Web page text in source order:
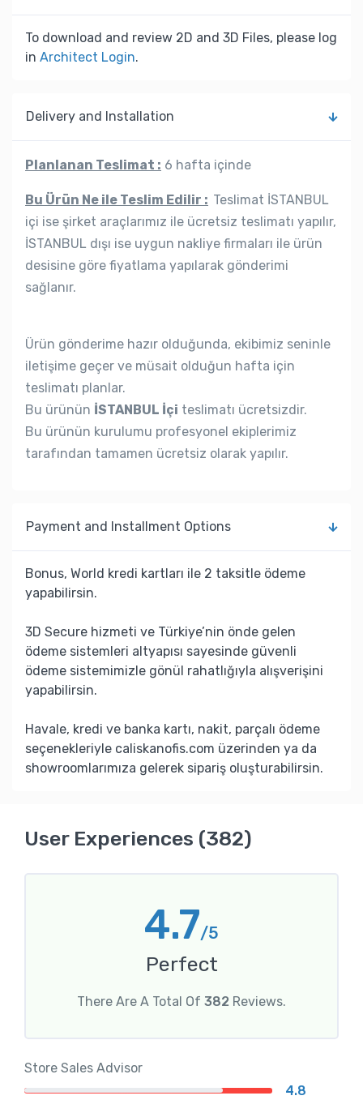
To download and review 2D and 3D Files, please log
in Architect Login.
Delivery and Installation
Planlanan Teslimat : 6 hafta içinde
Bu Ürün Ne ile Teslim Edilir : Teslimat İSTANBUL
içi ise şirket araçlarımız ile ücretsiz teslimatı yapılır,
İSTANBUL dışı ise uygun nakliye firmaları ile ürün
desisine göre fiyatlama yapılarak gönderimi
sağlanır.
Ürün gönderime hazır olduğunda, ekibimiz seninle
iletişime geçer ve müsait olduğun hafta için
teslimatı planlar.
Bu ürünün İSTANBUL İçi teslimatı ücretsizdir.
Bu ürünün kurulumu profesyonel ekiplerimiz
tarafından tamamen ücretsiz olarak yapılır.
Payment and Installment Options
Bonus, World kredi kartları ile 2 taksitle ödeme
yapabilirsin.
3D Secure hizmeti ve Türkiye’nin önde gelen
ödeme sistemleri altyapısı sayesinde güvenli
ödeme sistemimizle gönül rahatlığıyla alışverişini
yapabilirsin.
Havale, kredi ve banka kartı, nakit, parçalı ödeme
seçenekleriyle caliskanofis.com üzerinden ya da
showroomlarımıza gelerek sipariş oluşturabilirsin.
User Experiences (382)
4.7/5
Perfect
There Are A Total Of 382 Reviews.
Store Sales Advisor
4.8